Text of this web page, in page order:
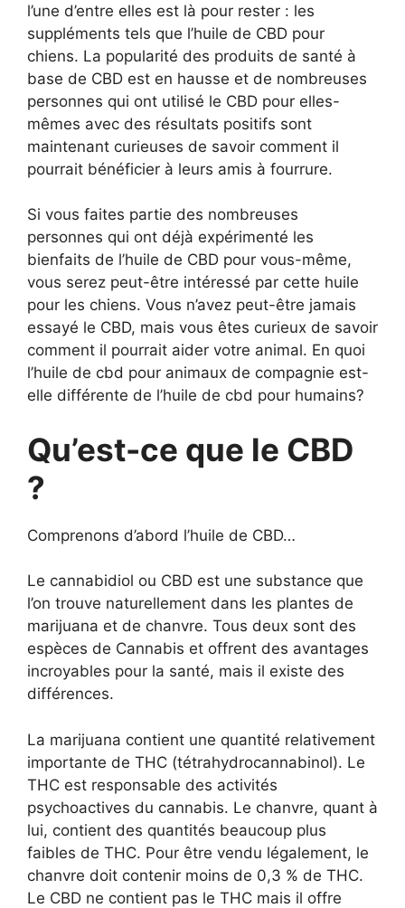
l’une d’entre elles est là pour rester : les
suppléments tels que l’huile de CBD pour
chiens. La popularité des produits de santé à
base de CBD est en hausse et de nombreuses
personnes qui ont utilisé le CBD pour elles-
mêmes avec des résultats positifs sont
maintenant curieuses de savoir comment il
pourrait bénéficier à leurs amis à fourrure.
Si vous faites partie des nombreuses
personnes qui ont déjà expérimenté les
bienfaits de l’huile de CBD pour vous-même,
vous serez peut-être intéressé par cette huile
pour les chiens. Vous n’avez peut-être jamais
essayé le CBD, mais vous êtes curieux de savoir
comment il pourrait aider votre animal. En quoi
l’huile de cbd pour animaux de compagnie est-
elle différente de l’huile de cbd pour humains?
Qu’est-ce que le CBD
?
Comprenons d’abord l’huile de CBD…
Le cannabidiol ou CBD est une substance que
l’on trouve naturellement dans les plantes de
marijuana et de chanvre. Tous deux sont des
espèces de Cannabis et offrent des avantages
incroyables pour la santé, mais il existe des
différences.
La marijuana contient une quantité relativement
importante de THC (tétrahydrocannabinol). Le
THC est responsable des activités
psychoactives du cannabis. Le chanvre, quant à
lui, contient des quantités beaucoup plus
faibles de THC. Pour être vendu légalement, le
chanvre doit contenir moins de 0,3 % de THC.
Le CBD ne contient pas le THC mais il offre